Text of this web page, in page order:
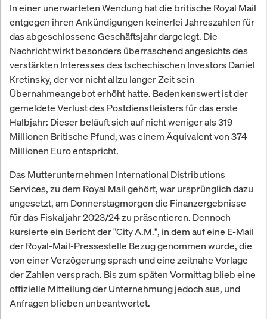
In einer unerwarteten Wendung hat die britische Royal Mail
entgegen ihren Ankündigungen keinerlei Jahreszahlen für
das abgeschlossene Geschäftsjahr dargelegt. Die
Nachricht wirkt besonders überraschend angesichts des
verstärkten Interesses des tschechischen Investors Daniel
Kretinsky, der vor nicht allzu langer Zeit sein
Übernahmeangebot erhöht hatte. Bedenkenswert ist der
gemeldete Verlust des Postdienstleisters für das erste
Halbjahr: Dieser beläuft sich auf nicht weniger als 319
Millionen Britische Pfund, was einem Äquivalent von 374
Millionen Euro entspricht.
Das Mutterunternehmen International Distributions
Services, zu dem Royal Mail gehört, war ursprünglich dazu
angesetzt, am Donnerstagmorgen die Finanzergebnisse
für das Fiskaljahr 2023/24 zu präsentieren. Dennoch
kursierte ein Bericht der "City A.M.", in dem auf eine E-Mail
der Royal-Mail-Pressestelle Bezug genommen wurde, die
von einer Verzögerung sprach und eine zeitnahe Vorlage
der Zahlen versprach. Bis zum späten Vormittag blieb eine
offizielle Mitteilung der Unternehmung jedoch aus, und
Anfragen blieben unbeantwortet.